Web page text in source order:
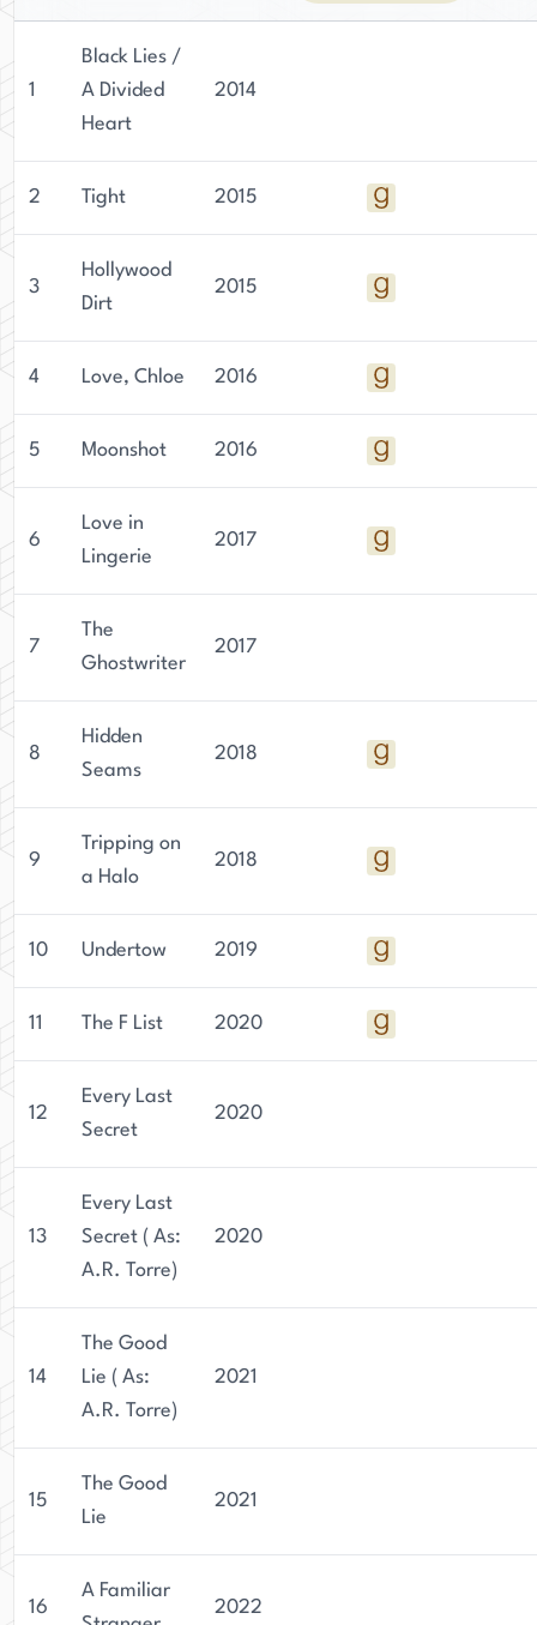
1
Black Lies /
A Divided
Heart
2014
2 Tight 2015
3
Hollywood
Dirt
2015
4 Love, Chloe 2016
5 Moonshot 2016
6
Love in
Lingerie
2017
7
The
Ghostwriter
2017
8
Hidden
Seams
2018
9
Tripping on
a Halo
2018
10 Undertow 2019
11 The F List 2020
12
Every Last
Secret
2020
13
Every Last
Secret ( As:
A.R. Torre)
2020
14
The Good
Lie ( As:
A.R. Torre)
2021
15
The Good
Lie
2021
16
A Familiar
2022